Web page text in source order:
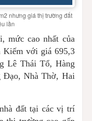
nhưng giá thị trường đắt
lần
mức cao nhất của
Kiếm với giá 695,3
Lê Thái Tổ, Hàng
Đạo, Nhà Thờ, Hai
đất tại các vị trí